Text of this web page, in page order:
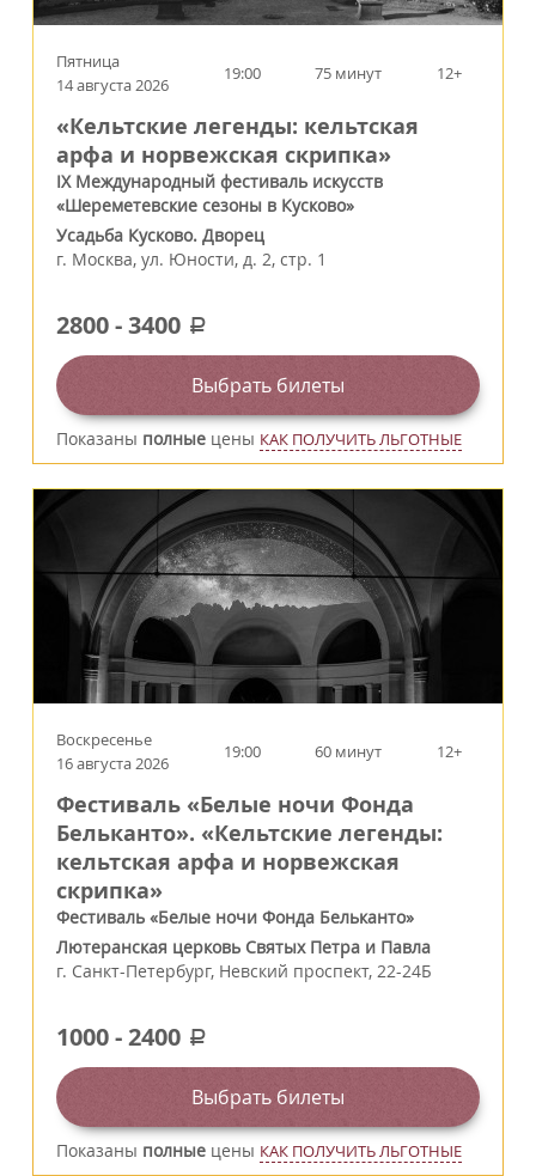
Пятница
14 августа 2026
19:00 75 минут 12+
«Кельтские легенды: кельтская
арфа и норвежская скрипка»
IX Международный фестиваль искусств
«Шереметевские сезоны в Кусково»
Усадьба Кусково. Дворец
г. Москва, ул. Юности, д. 2, стр. 1
2800-3400 a
Выбрать билеты
Показаны полные цены КАК ПОЛУЧИТЬ ЛЬГОТНЫЕ
Воскресенье
16 августа 2026
19:00 60 минут 12+
Фестиваль «Белые ночи Фонда
Бельканто». «Кельтские легенды:
кельтская арфа и норвежская
скрипка»
Фестиваль «Белые ночи Фонда Бельканто»
Лютеранская церковь Святых Петра и Павла
г. Санкт-Петербург, Невский проспект, 22-24Б
1000-2400 a
Выбрать билеты
Показаны полные цены КАК ПОЛУЧИТЬ ЛЬГОТНЫЕ